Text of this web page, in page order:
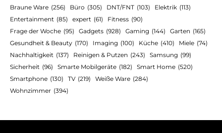
Braune Ware (256) Büro (305) DNT/FNT (103) Elektrik (113)
Entertainment (85) expert (61) Fitness (90)
Frage der Woche (95) Gadgets (928) Gaming (144) Garten (165)
Gesundheit & Beauty (170) Imaging (100) Küche (410) Miele (74)
Nachhaltigkeit (137) Reinigen & Putzen (243) Samsung (99)
Sicherheit (96) Smarte Mobilgeräte (182) Smart Home (520)
Smartphone (130) TV (219) Weiße Ware (284)
Wohnzimmer (394)